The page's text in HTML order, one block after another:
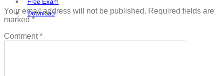
Free Exam
Download
Your email address will not be published. Required fields are
marked *
Comment*